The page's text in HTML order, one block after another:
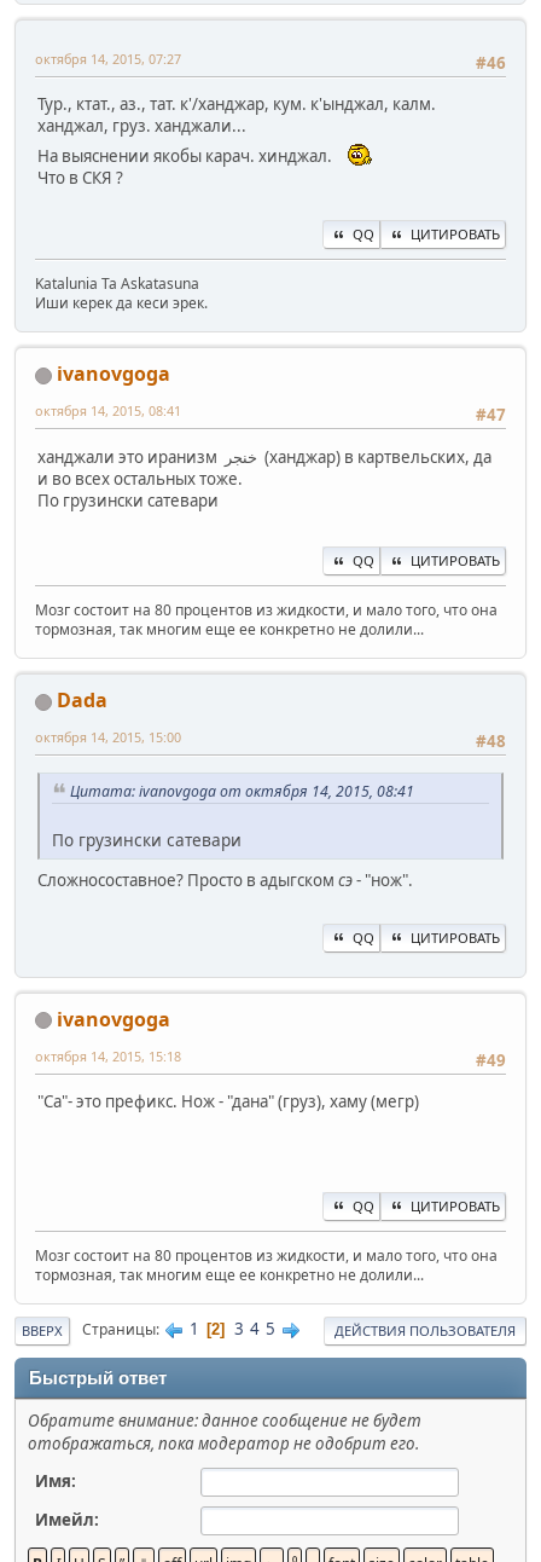
#46
октября 14, 2015, 07:27
Тур., ктат., аз., тат. к'/ханджар, кум. к'ынджал, калм.
ханджал, груз. ханджали...
На выяснении якобы карач. хинджал.
Что в СКЯ ?
QQ ЦИТИРОВАТЬ
Katalunia Ta Askatasuna
Иши керек да кеси эрек.
ivanovgoga
#47
октября 14, 2015, 08:41
ханджали это иранизм خنجر (ханджар) в картвельских, да
и во всех остальных тоже.
По грузински сатевари
QQ ЦИТИРОВАТЬ
Мозг состоит на 80 процентов из жидкости, и мало того, что она
тормозная, так многим еще ее конкретно не долили...
Dada
#48
октября 14, 2015, 15:00
Цитата: ivanovgoga от октября 14, 2015, 08:41
По грузински сатевари
Сложносоставное? Просто в адыгском сэ- "нож".
QQ ЦИТИРОВАТЬ
ivanovgoga
#49
октября 14, 2015, 15:18
"Са"- это префикс. Нож - "дана" (груз), хаму (мегр)
QQ ЦИТИРОВАТЬ
Мозг состоит на 80 процентов из жидкости, и мало того, что она
тормозная, так многим еще ее конкретно не долили...
ВВЕРХ Страницы 1 2 3 4 5 ДЕЙСТВИЯ ПОЛЬЗОВАТЕЛЯ
Быстрый ответ
Обратите внимание: данное сообщение не будет
отображаться, пока модератор не одобрит его.
Имя:
Имейл: